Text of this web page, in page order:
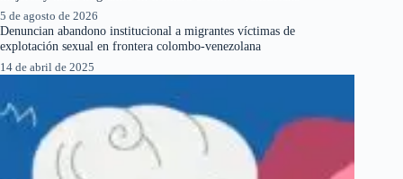
5 de agosto de 2026
Denuncian abandono institucional a migrantes víctimas de
explotación sexual en frontera colombo-venezolana
14 de abril de 2025